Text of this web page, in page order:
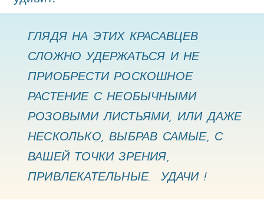
ГЛЯДЯ НА ЭТИХ КРАСАВЦЕВ
СЛОЖНО УДЕРЖАТЬСЯ И НЕ
ПРИОБРЕСТИ РОСКОШНОЕ
РАСТЕНИЕ С НЕОБЫЧНЫМИ
РОЗОВЫМИ ЛИСТЬЯМИ, ИЛИ ДАЖЕ
НЕСКОЛЬКО, ВЫБРАВ САМЫЕ, С
ВАШЕЙ ТОЧКИ ЗРЕНИЯ,
ПРИВЛЕКАТЕЛЬНЫЕ. УДАЧИ !